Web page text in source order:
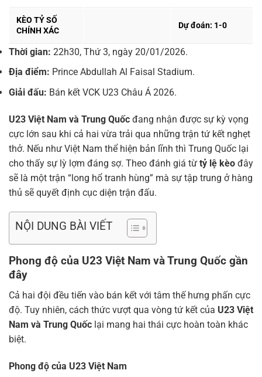
KÈO TỶ SỐ
CHÍNH XÁC
Dự đoán: 1-0
Thời gian: 22h30, Thứ 3, ngày 20/01/2026.
Địa điểm: Prince Abdullah Al Faisal Stadium.
Giải đấu: Bán kết VCK U23 Châu Á 2026.
U23 Việt Nam và Trung Quốc đang nhận được sự kỳ vọng
cực lớn sau khi cả hai vừa trải qua những trận tứ kết nghẹt
thở. Nếu như Việt Nam thể hiện bản lĩnh thì Trung Quốc lại
cho thấy sự lỳ lợm đáng sợ. Theo đánh giá từ tỷ lệ kèo đây
sẽ là một trận “long hổ tranh hùng” mà sự tập trung ở hàng
thủ sẽ quyết định cục diện trận đấu.
NỘI DUNG BÀI VIẾT
Phong độ của U23 Việt Nam và Trung Quốc gần
đây
Cả hai đội đều tiến vào bán kết với tâm thế hưng phấn cực
độ. Tuy nhiên, cách thức vượt qua vòng tứ kết của U23 Việt
Nam và Trung Quốc lại mang hai thái cực hoàn toàn khác
biệt.
Phong độ của U23 Việt Nam